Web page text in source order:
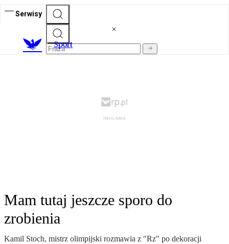
Serwisy
Sport
Mam tutaj jeszcze sporo do
zrobienia
Kamil Stoch, mistrz olimpijski rozmawia z "Rz" po dekoracji